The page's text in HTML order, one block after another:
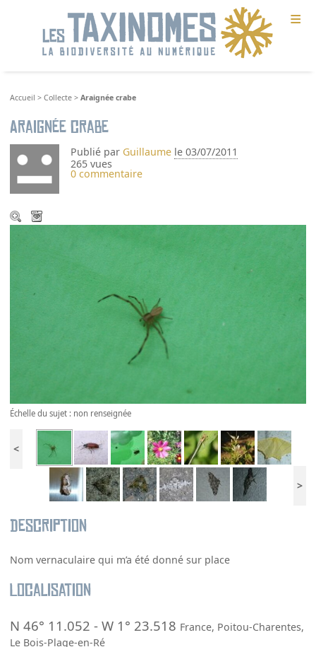
≡
Accueil >Collecte >Araignée crabe
Araignée crabe
Publié par Guillaume le 03/07/2011
265 vues
0 commentaire
Échelle du sujet : non renseignée
<
>
Description
Nom vernaculaire qui m’a été donné sur place
Localisation
N 46° 11.052 -W 1° 23.518 France, Poitou-Charentes,
Le Bois-Plage-en-Ré